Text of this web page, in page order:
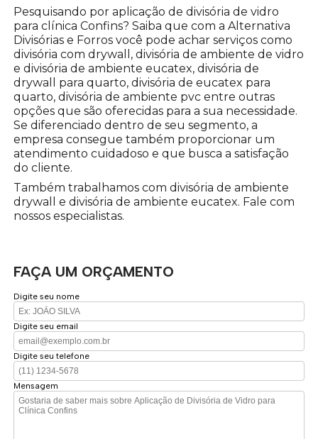
Pesquisando por aplicação de divisória de vidro
para clínica Confins? Saiba que com a Alternativa
Divisórias e Forros você pode achar serviços como
divisória com drywall, divisória de ambiente de vidro
e divisória de ambiente eucatex, divisória de
drywall para quarto, divisória de eucatex para
quarto, divisória de ambiente pvc entre outras
opções que são oferecidas para a sua necessidade.
Se diferenciado dentro de seu segmento, a
empresa consegue também proporcionar um
atendimento cuidadoso e que busca a satisfação
do cliente.
Também trabalhamos com divisória de ambiente
drywall e divisória de ambiente eucatex. Fale com
nossos especialistas.
FAÇA UM ORÇAMENTO
Digite seu nome
Digite seu email
Digite seu telefone
Mensagem